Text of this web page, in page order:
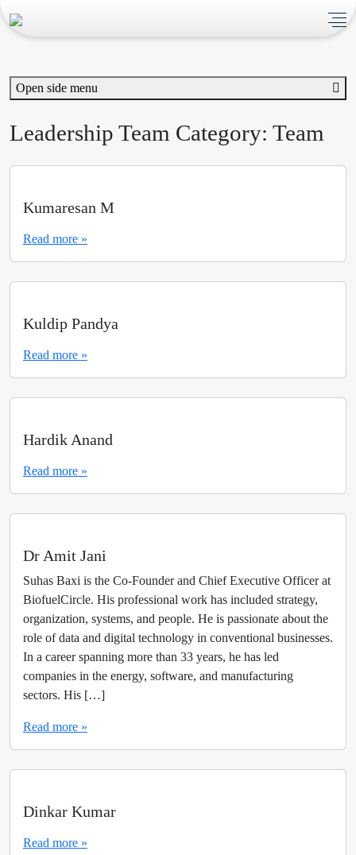
Leadership Team Category: Team
Kumaresan M
Read more »
Kuldip Pandya
Read more »
Hardik Anand
Read more »
Dr Amit Jani
Suhas Baxi is the Co-Founder and Chief Executive Officer at
BiofuelCircle. His professional work has included strategy,
organization, systems, and people. He is passionate about the
role of data and digital technology in conventional businesses.
In a career spanning more than 33 years, he has led
companies in the energy, software, and manufacturing
sectors. His […]
Read more »
Dinkar Kumar
Read more »
Open side menu